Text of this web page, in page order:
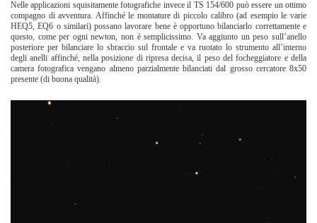
Nelle applicazioni squisitamente fotografiche invece il TS 154/600 può essere un ottimo
compagno di avventura. Affinché le montature di piccolo calibro (ad esempio le varie
HEQ5, EQ6 o similari) possano lavorare bene è opportuno bilanciarlo correttamente e
questo, come per ogni newton, non è semplicissimo. Va aggiunto un peso sull’anello
posteriore per bilanciare lo sbraccio sul frontale e va ruotato lo strumento all’interno
degli anelli affinché, nella posizione di ripresa decisa, il peso del focheggiatore e della
camera fotografica vengano almeno parzialmente bilanciati dal grosso cercatore 8x50
presente (di buona qualità).